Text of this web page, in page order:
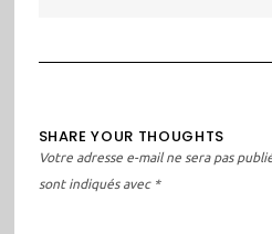
SHARE YOUR THOUGHTS
Votre adresse e-mail ne sera pas
sont indiqués avec *